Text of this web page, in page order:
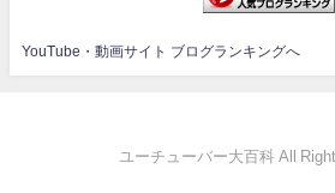
YouTube・動画サイト ブログランキングへ
ユーチューバー大百科 All